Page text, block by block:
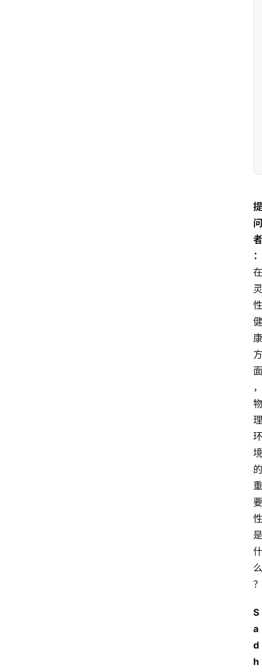
提
问
者
：
在
灵
性
健
康
方
面
，
物
理
环
境
的
重
要
性
是
什
么
？
S
a
d
h